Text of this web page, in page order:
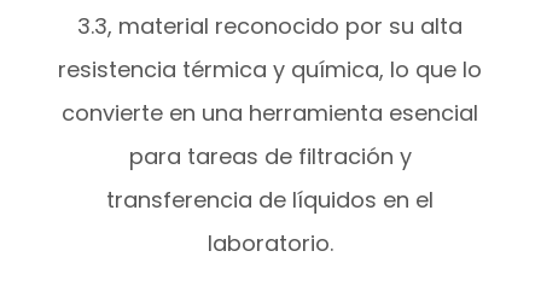
3.3, material reconocido por su alta
resistencia térmica y química, lo que lo
convierte en una herramienta esencial
para tareas de filtración y
transferencia de líquidos en el
laboratorio.